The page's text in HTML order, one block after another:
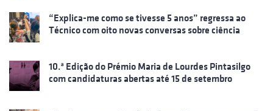
“Explica-me como se tivesse 5 anos” regressa ao
Técnico com oito novas conversas sobre ciência
10.ª Edição do Prémio Maria de Lourdes Pintasilgo
com candidaturas abertas até 15 de setembro